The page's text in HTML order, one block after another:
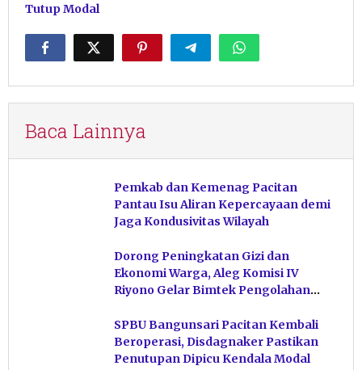
Tutup Modal
Baca Lainnya
Pemkab dan Kemenag Pacitan
Pantau Isu Aliran Kepercayaan demi
Jaga Kondusivitas Wilayah
Dorong Peningkatan Gizi dan
Ekonomi Warga, Aleg Komisi IV
Riyono Gelar Bimtek Pengolahan
SPBU Bangunsari Pacitan Kembali
Beroperasi, Disdagnaker Pastikan
Penutupan Dipicu Kendala Modal